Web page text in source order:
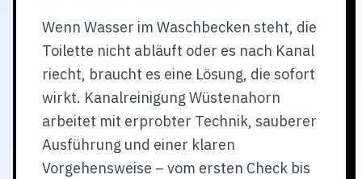
Wenn Wasser im Waschbecken steht, die
Toilette nicht abläuft oder es nach Kanal
riecht, braucht es eine Lösung, die sofort
wirkt. Kanalreinigung Wüstenahorn
arbeitet mit erprobter Technik, sauberer
Ausführung und einer klaren
Vorgehensweise – vom ersten Check bis